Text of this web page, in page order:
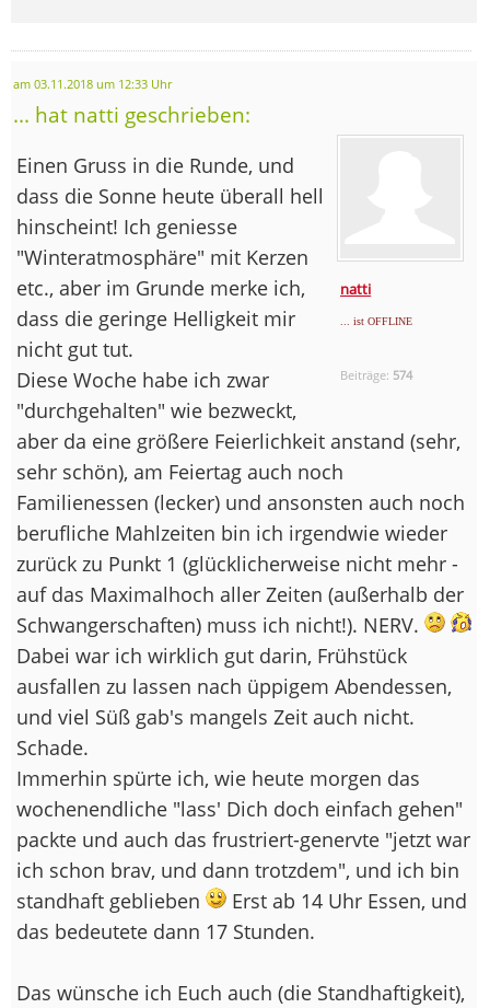
am 03.11.2018 um 12:33 Uhr
... hat natti geschrieben:
natti
... ist OFFLINE
Beiträge: 574
Einen Gruss in die Runde, und
dass die Sonne heute überall hell
hinscheint! Ich geniesse
"Winteratmosphäre" mit Kerzen
etc., aber im Grunde merke ich,
dass die geringe Helligkeit mir
nicht gut tut.
Diese Woche habe ich zwar
"durchgehalten" wie bezweckt,
aber da eine größere Feierlichkeit anstand (sehr,
sehr schön), am Feiertag auch noch
Familienessen (lecker) und ansonsten auch noch
berufliche Mahlzeiten bin ich irgendwie wieder
zurück zu Punkt 1 (glücklicherweise nicht mehr -
auf das Maximalhoch aller Zeiten (außerhalb der
Schwangerschaften) muss ich nicht!). NERV.
Dabei war ich wirklich gut darin, Frühstück
ausfallen zu lassen nach üppigem Abendessen,
und viel Süß gab's mangels Zeit auch nicht.
Schade.
Immerhin spürte ich, wie heute morgen das
wochenendliche "lass' Dich doch einfach gehen"
packte und auch das frustriert-genervte "jetzt war
ich schon brav, und dann trotzdem", und ich bin
standhaft geblieben
Erst ab 14 Uhr Essen, und
das bedeutete dann 17 Stunden.
Das wünsche ich Euch auch (die Standhaftigkeit),